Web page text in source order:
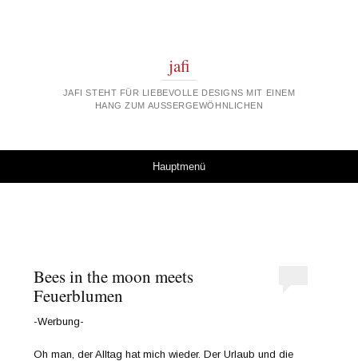
jafi
JAFI STEHT FÜR LIEBEVOLLE DESIGNS MIT EINEM
HANG ZUM AUSSERGEWÖHNLICHEN
Hauptmenü
Bees in the moon meets
Feuerblumen
-Werbung-
Oh man, der Alltag hat mich wieder. Der Urlaub und die